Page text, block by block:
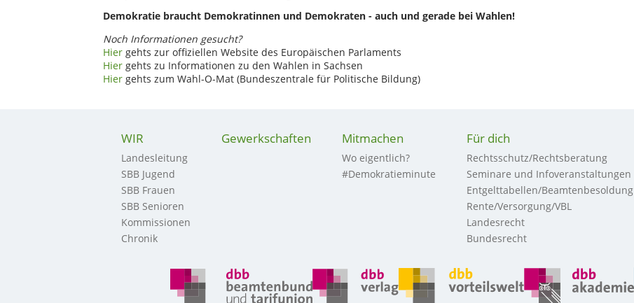
Demokratie braucht Demokratinnen und Demokraten - auch und gerade bei Wahlen!
Noch Informationen gesucht?
Hier gehts zur offiziellen Website des Europäischen Parlaments
Hier gehts zu Informationen zu den Wahlen in Sachsen
Hier gehts zum Wahl-O-Mat (Bundeszentrale für Politische Bildung)
WIR
Landesleitung
SBB Jugend
SBB Frauen
SBB Senioren
Kommissionen
Chronik
Gewerkschaften Mitmachen
Wo eigentlich?
#Demokratieminute
Für dich
Rechtsschutz/Rechtsberatung
Seminare und Infoveranstaltungen
Entgelttabellen/Beamtenbesoldung
Rente/Versorgung/VBL
Landesrecht
Bundesrecht